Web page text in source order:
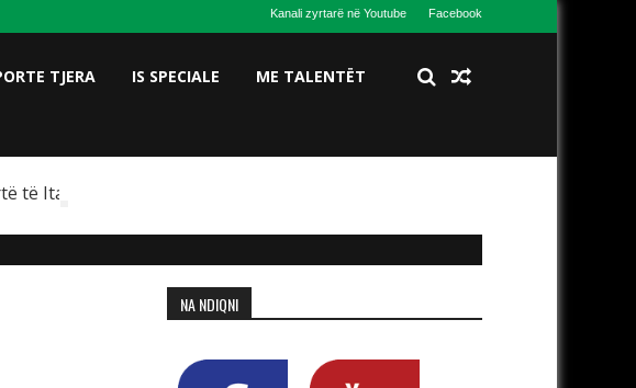
Kanali zyrtarë në Youtube Facebook
TJERA IS SPECIALE ME TALENTËT
të Italisë
NA NDIQNI